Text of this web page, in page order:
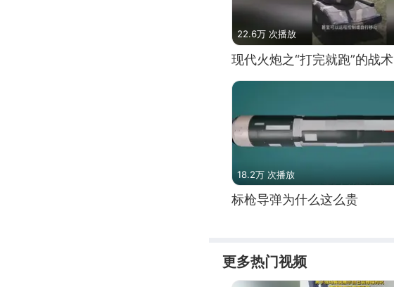
22.6万 次播放
现代火炮之“打完就跑”的战术
18.2万 次播放
标枪导弹为什么这么贵
更多热门视频